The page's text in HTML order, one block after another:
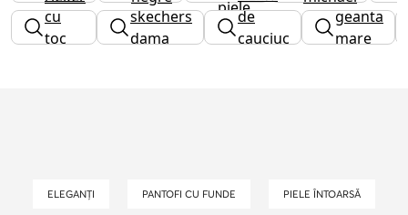
piele
kors
cu
toc
skechers
dama
de
cauciuc
geanta
mare
ELEGANȚI PANTOFI CU FUNDE PIELE ÎNTOARSĂ